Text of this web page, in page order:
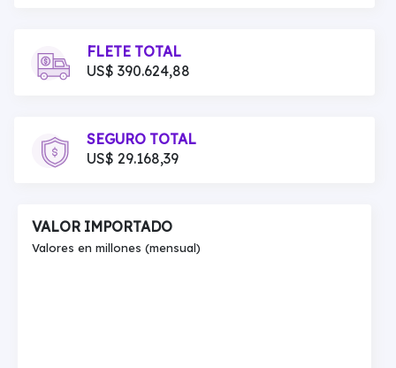
FLETE TOTAL
US$ 390.624,88
SEGURO TOTAL
US$ 29.168,39
VALOR IMPORTADO
Valores en millones (mensual)